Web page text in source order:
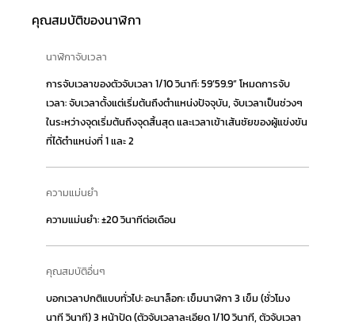
คุณสมบัติของนาฬิกา
นาฬิกาจับเวลา
การจับเวลาของตัวจับเวลา 1/10 วินาที: 59’59.9” โหมดการจับ
เวลา: จับเวลาตั้งแต่เริ่มต้นถึงตำแหน่งปัจจุบัน, จับเวลาเป็นช่วงๆ
ในระหว่างจุดเริ่มต้นถึงจุดสิ้นสุด และเวลาเข้าเส้นชัยของผู้แข่งขัน
ที่ได้ตำแหน่งที่ 1 และ 2
ความแม่นยำ
ความแม่นยำ: ±20 วินาทีต่อเดือน
คุณสมบัติอื่นๆ
บอกเวลาปกติแบบทั่วไป: อะนาล็อก: เข็มนาฬิกา 3 เข็ม (ชั่วโมง
นาที วินาที) 3 หน้าปัด (ตัวจับเวลาละเอียด 1/10 วินาที, ตัวจับเวลา